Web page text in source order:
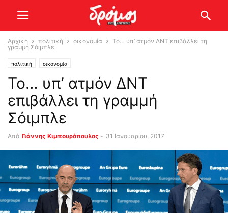
Αρχική πολιτική οικονομία
Το… υπ’ ατμόν ΔΝΤ επιβάλλει τη
γραμμή Σόιμπλε
πολιτική οικονομία
Το… υπ’ ατμόν ΔΝΤ
επιβάλλει τη γραμμή
Σόιμπλε
Από Γιάννης Κιμπουρόπουλος - 31 Ιανουαρίου, 2017